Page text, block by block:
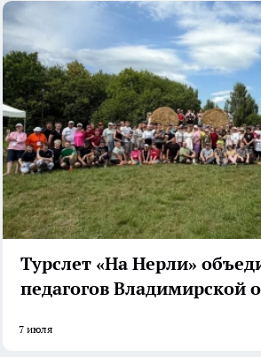
Турслет «На Нерли»
педагогов Владимирской
7 июля